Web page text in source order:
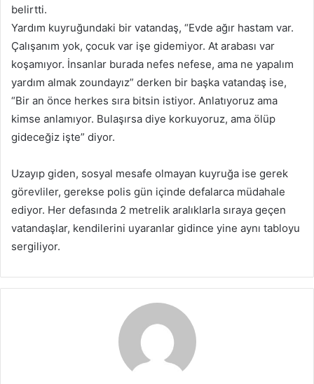
belirtti.
Yardım kuyruğundaki bir vatandaş, “Evde ağır hastam var.
Çalışanım yok, çocuk var işe gidemiyor. At arabası var
koşamıyor. İnsanlar burada nefes nefese, ama ne yapalım
yardım almak zoundayız” derken bir başka vatandaş ise,
“Bir an önce herkes sıra bitsin istiyor. Anlatıyoruz ama
kimse anlamıyor. Bulaşırsa diye korkuyoruz, ama ölüp
gideceğiz işte” diyor.
Uzayıp giden, sosyal mesafe olmayan kuyruğa ise gerek
görevliler, gerekse polis gün içinde defalarca müdahale
ediyor. Her defasında 2 metrelik aralıklarla sıraya geçen
vatandaşlar, kendilerini uyaranlar gidince yine aynı tabloyu
sergiliyor.